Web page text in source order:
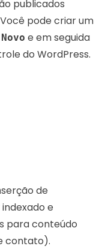
publicados
pode criar um
e em seguida
do WordPress.
de
e
para conteúdo
contato).